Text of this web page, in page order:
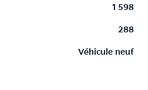
1 598
288
Véhicule neuf